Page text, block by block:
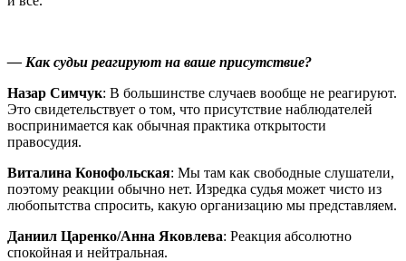
— Как судьи реагируют на ваше присутствие?
Назар Симчук: В большинстве случаев вообще не реагируют.
Это свидетельствует о том, что присутствие наблюдателей
воспринимается как обычная практика открытости
правосудия.
Виталина Конофольская: Мы там как свободные слушатели,
поэтому реакции обычно нет. Изредка судья может чисто из
любопытства спросить, какую организацию мы представляем.
Даниил Царенко/Анна Яковлева: Реакция абсолютно
спокойная и нейтральная.